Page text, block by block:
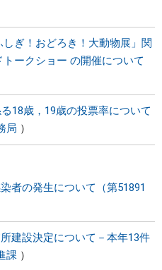
ぎ！おどろき！大動物展」関
ークショー の開催について
18歳，19歳の投票率について
局
者の発生について（第51891
建設決定について－本年13件
課